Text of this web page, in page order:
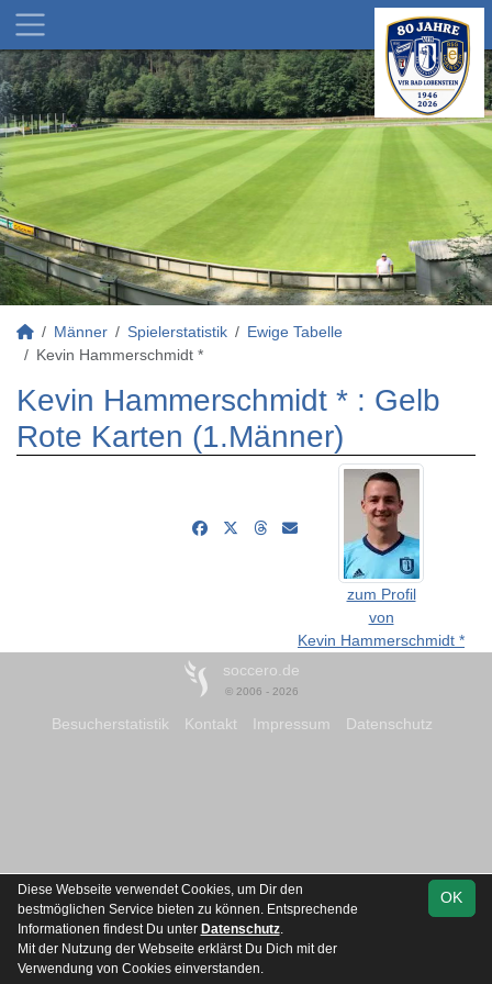
Männer Spielerstatistik
Ewige Tabelle
Kevin Hammerschmidt *
Kevin Hammerschmidt * : Gelb
Rote Karten (1.Männer)
zum Profil
von
Kevin Hammerschmidt *
soccero.de
© 2006 - 2026
Besucherstatistik Kontakt Impressum Datenschutz
OK
Diese Webseite verwendet Cookies, um Dir den
bestmöglichen Service bieten zu können. Entsprechende
Informationen findest Du unter Datenschutz.
Mit der Nutzung der Webseite erklärst Du Dich mit der
Verwendung von Cookies einverstanden.